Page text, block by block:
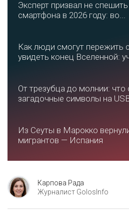
Эксперт призвал не
смартфона в 2026 году: во...
Как люди смогут пережить
увидеть конец Вселенной:
От трезубца до молнии: что
загадочные символы на
Из Сеуты в Марокко
мигрантов — Испания
Карпова Рада
Журналист GolosInfo